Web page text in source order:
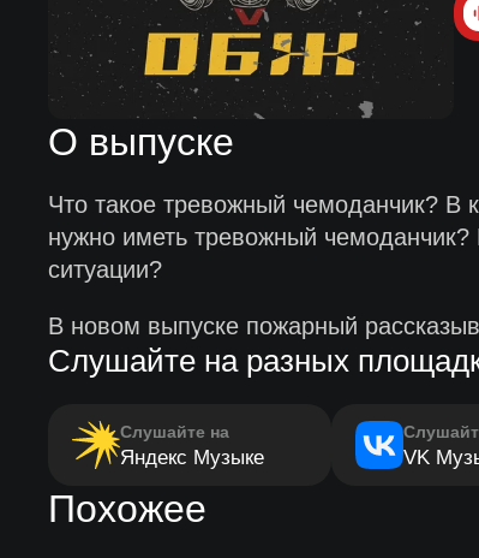
О выпуске
Что такое тревожный чемоданчик? В
нужно иметь тревожный
ситуации?
В новом выпуске пожарный
Слушайте на разных
Слушайте на
Яндекс Музыке VK
Похожее